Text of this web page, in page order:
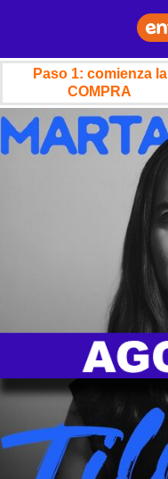
Paso 1: comienza la
COMPRA